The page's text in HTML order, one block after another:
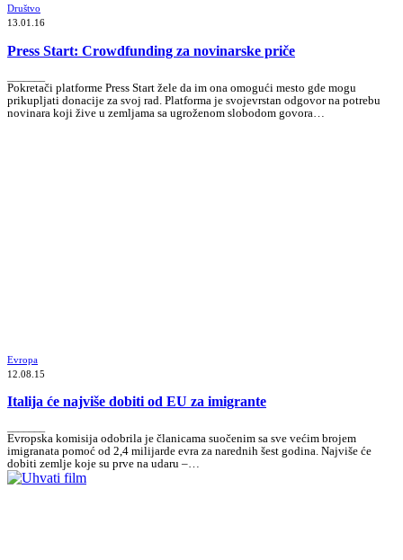
Društvo
13.01.16
Press Start: Crowdfunding za novinarske priče
Pokretači platforme Press Start žele da im ona omogući mesto gde mogu
prikupljati donacije za svoj rad. Platforma je svojevrstan odgovor na potrebu
novinara koji žive u zemljama sa ugroženom slobodom govora…
Evropa
12.08.15
Italija će najviše dobiti od EU za imigrante
Evropska komisija odobrila je članicama suočenim sa sve većim brojem
imigranata pomoć od 2,4 milijarde evra za narednih šest godina. Najviše će
dobiti zemlje koje su prve na udaru –…